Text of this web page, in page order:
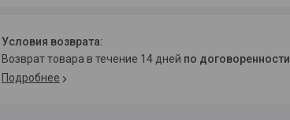
возврат товара в течение 14 дней по договоренности
Подробнее